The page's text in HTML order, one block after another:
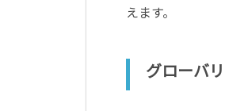
えます。
グローバ